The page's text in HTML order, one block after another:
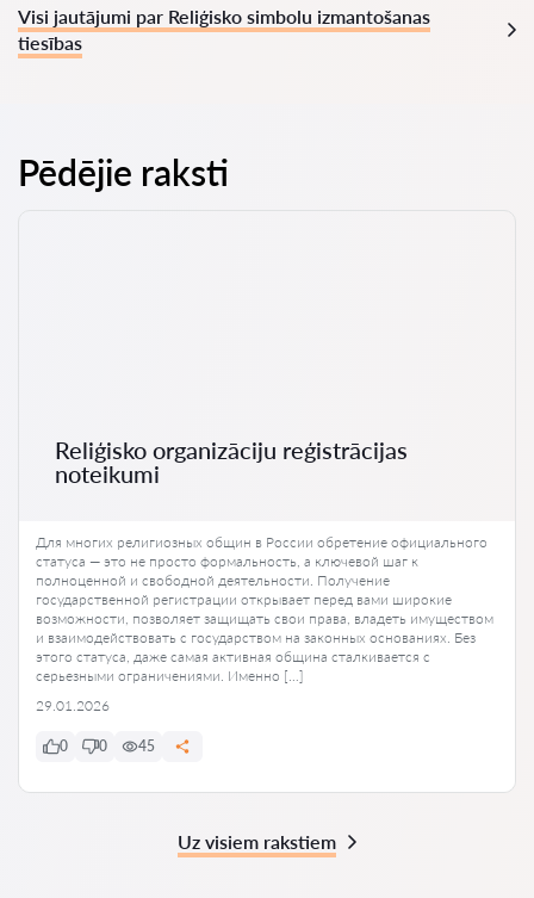
Visi jautājumi par Reliģisko simbolu izmantošanas
tiesības
Pēdējie raksti
Reliģisko organizāciju reģistrācijas
noteikumi
Для многих религиозных общин в России обретение официального
статуса — это не просто формальность, а ключевой шаг к
полноценной и свободной деятельности. Получение
государственной регистрации открывает перед вами широкие
возможности, позволяет защищать свои права, владеть имуществом
и взаимодействовать с государством на законных основаниях. Без
этого статуса, даже самая активная община сталкивается с
серьезными ограничениями. Именно […]
29.01.2026
0 0 45
Uz visiem rakstiem